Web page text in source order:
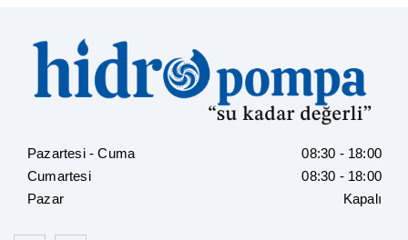
Pazartesi - Cuma
08:30 - 18:00
Cumartesi
08:30 - 18:00
Pazar
Kapalı